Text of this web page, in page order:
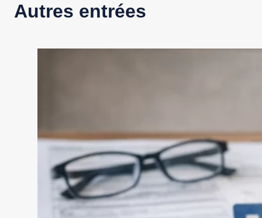
Autres entrées